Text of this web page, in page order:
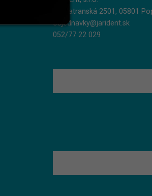
Podtatranská 2501, 05801
objednavky@jarident.sk
052/77 22 029